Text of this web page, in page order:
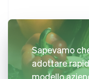
Sapevamo
adottare
modello